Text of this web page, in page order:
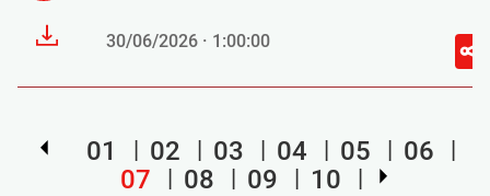
30/06/2026 · 1:00:00
01 02 03 04 05
06
07
08 09 10